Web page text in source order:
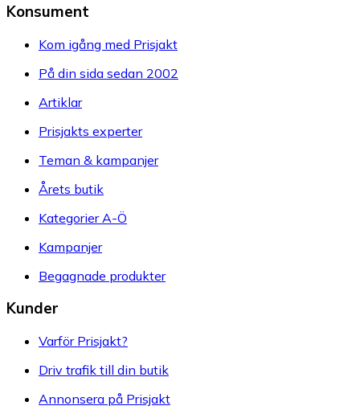
Konsument
Kom igång med Prisjakt
På din sida sedan 2002
Artiklar
Prisjakts experter
Teman & kampanjer
Årets butik
Kategorier A-Ö
Kampanjer
Begagnade produkter
Kunder
Varför Prisjakt?
Driv trafik till din butik
Annonsera på Prisjakt